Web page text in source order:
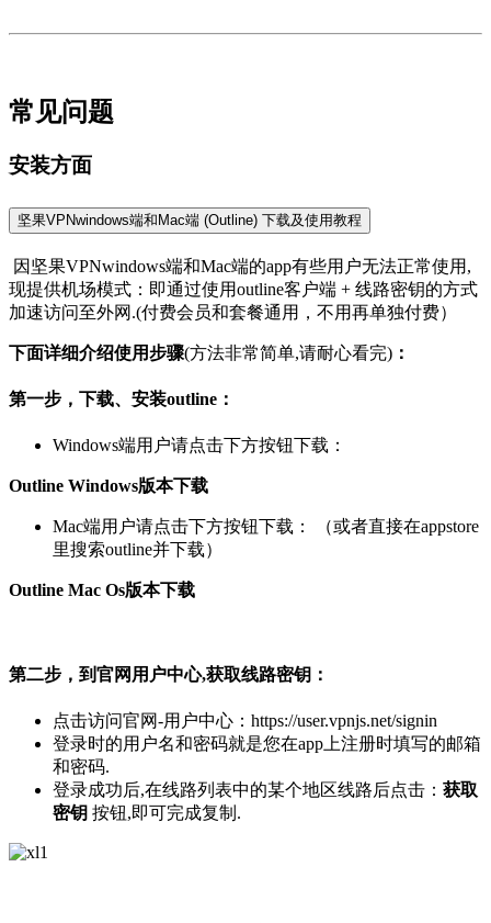
常见问题
安装方面
坚果VPNwindows端和Mac端 (Outline) 下载及使用教程
因坚果VPNwindows端和Mac端的app有些用户无法正常使用,
现提供机场模式：即通过使用outline客户端 + 线路密钥的方式
加速访问至外网.(付费会员和套餐通用，不用再单独付费）
下面详细介绍使用步骤(方法非常简单,请耐心看完) ：
第一步，下载、安装outline：
Windows端用户请点击下方按钮下载：
Outline Windows版本下载
Mac端用户请点击下方按钮下载： （或者直接在appstore
里搜索outline并下载）
Outline Mac Os版本下载
第二步，到官网用户中心,获取线路密钥：
点击访问官网-用户中心：https://user.vpnjs.net/signin
登录时的用户名和密码就是您在app上注册时填写的邮箱
和密码.
登录成功后,在线路列表中的某个地区线路后点击： 获取
密钥 按钮,即可完成复制.